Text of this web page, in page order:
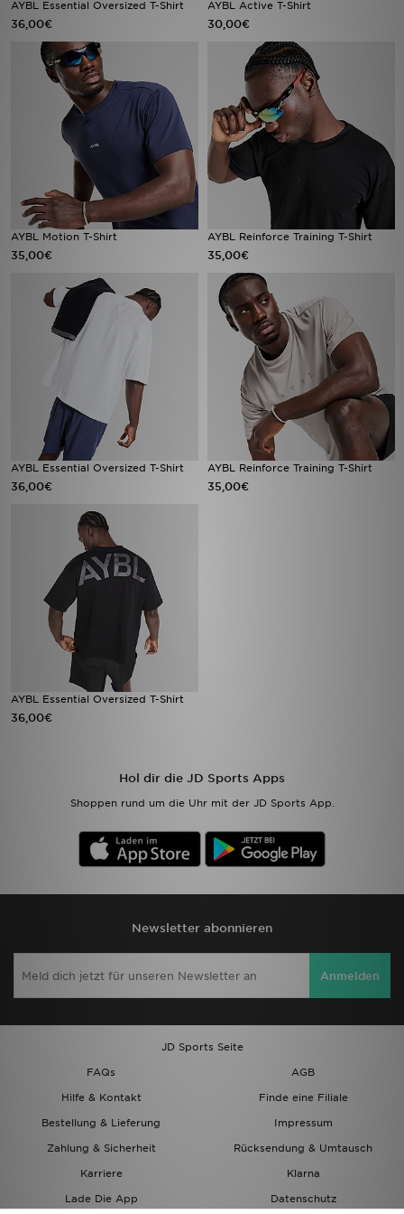
AYBL Essential Oversized T-Shirt
36,00€
AYBL Active T-Shirt
30,00€
AYBL Motion T-Shirt
35,00€
AYBL Reinforce Training T-Shirt
35,00€
AYBL Essential Oversized T-Shirt
36,00€
AYBL Reinforce Training T-Shirt
35,00€
AYBL Essential Oversized T-Shirt
36,00€
Hol dir die JD Sports Apps
Shoppen rund um die Uhr mit der JD Sports App.
Newsletter abonnieren
Anmelden
JD Sports Seite
FAQs
AGB
Hilfe & Kontakt
Finde eine Filiale
Bestellung & Lieferung
Impressum
Zahlung & Sicherheit
Rücksendung & Umtausch
Karriere
Klarna
Lade Die App
Datenschutz
Sport
Lade Die APP
Geschenkkarte
Filialfinder
Mein JD
Meine Nachrichten
Bestellverfolgung
Hilfe & Kontakt